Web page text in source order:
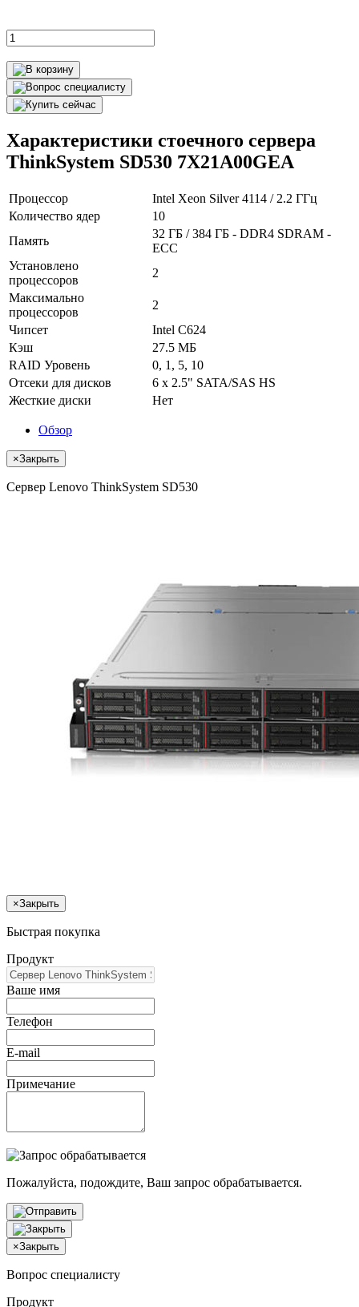
Характеристики стоечного сервера
ThinkSystem SD530 7X21A00GEA
Процессор
Intel Xeon Silver 4114 / 2.2 ГГц
Количество ядер
10
Память
32 ГБ / 384 ГБ - DDR4 SDRAM -
ECC
Установлено
процессоров
2
Максимально
процессоров
2
Чипсет
Intel C624
Кэш
27.5 МБ
RAID Уровень
0, 1, 5, 10
Отсеки для дисков
6 x 2.5" SATA/SAS HS
Жесткие диски
Нет
Обзор
×Закрыть
Сервер Lenovo ThinkSystem SD530
×Закрыть
Быстрая покупка
Продукт
Ваше имя
Телефон
E-mail
Примечание
Пожалуйста, подождите, Ваш запрос обрабатывается.
×Закрыть
Вопрос специалисту
Продукт